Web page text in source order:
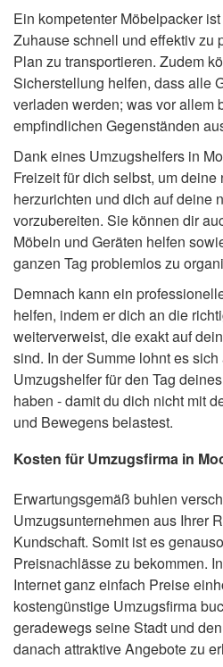
Ein kompetenter Möbelpacker
Zuhause schnell und effektiv zu
Plan zu transportieren. Zudem
Sicherstellung helfen, dass alle
verladen werden; was vor allem
empfindlichen Gegenständen
Dank eines Umzugshelfers in
Freizeit für dich selbst, um deine
herzurichten und dich auf deine
vorzubereiten. Sie können dir
Möbeln und Geräten helfen
ganzen Tag problemlos zu
Demnach kann ein
helfen, indem er dich an die
weiterverweist, die exakt auf
sind. In der Summe lohnt es
Umzugshelfer für den Tag
haben - damit du dich nicht mit
und Bewegens belastest.
Kosten für Umzugsfirma in
Erwartungsgemäß buhlen
Umzugsunternehmen aus Ihrer
Kundschaft. Somit ist es
Preisnachlässe zu bekommen.
Internet ganz einfach Preise
kostengünstige Umzugsfirma
geradewegs seine Stadt und
danach attraktive Angebote zu